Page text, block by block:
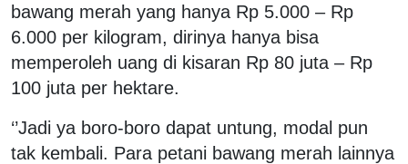
bawang merah yang hanya Rp 5.000 – Rp
6.000 per kilogram, dirinya hanya bisa
memperoleh uang di kisaran Rp 80 juta – Rp
100 juta per hektare.
‘’Jadi ya boro-boro dapat untung, modal pun
tak kembali. Para petani bawang merah lainnya